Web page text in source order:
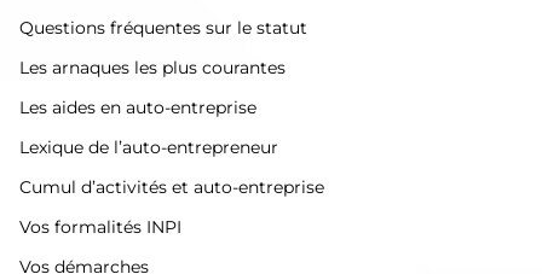
Questions fréquentes sur le statut
Les arnaques les plus courantes
Les aides en auto-entreprise
Lexique de l’auto-entrepreneur
Cumul d’activités et auto-entreprise
Vos formalités INPI
Vos démarches